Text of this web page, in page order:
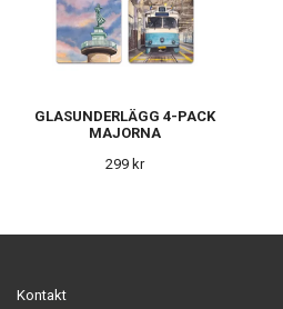
GLASUNDERLÄGG 4-PACK
MAJORNA
299 kr
Kontakt